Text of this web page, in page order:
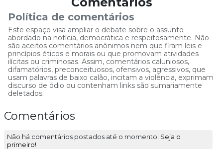
Política de comentários
Este espaço visa ampliar o debate sobre o assunto
abordado na notícia, democrática e respeitosamente. Não
são aceitos comentários anônimos nem que firam leis e
princípios éticos e morais ou que promovam atividades
ilícitas ou criminosas. Assim, comentários caluniosos,
difamatórios, preconceituosos, ofensivos, agressivos, que
usam palavras de baixo calão, incitam a violência, exprimam
discurso de ódio ou contenham links são sumariamente
deletados.
Comentários
Não há comentários postados até o momento. Seja o
primeiro!